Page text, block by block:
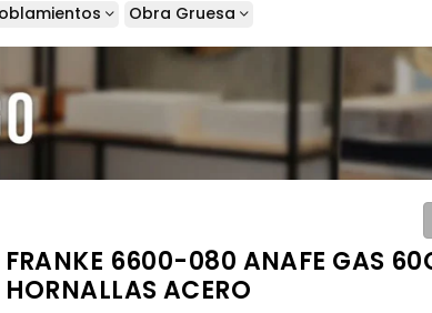
Obra Gruesa
FRANKE 6600-080 ANAFE GAS
HORNALLAS ACERO